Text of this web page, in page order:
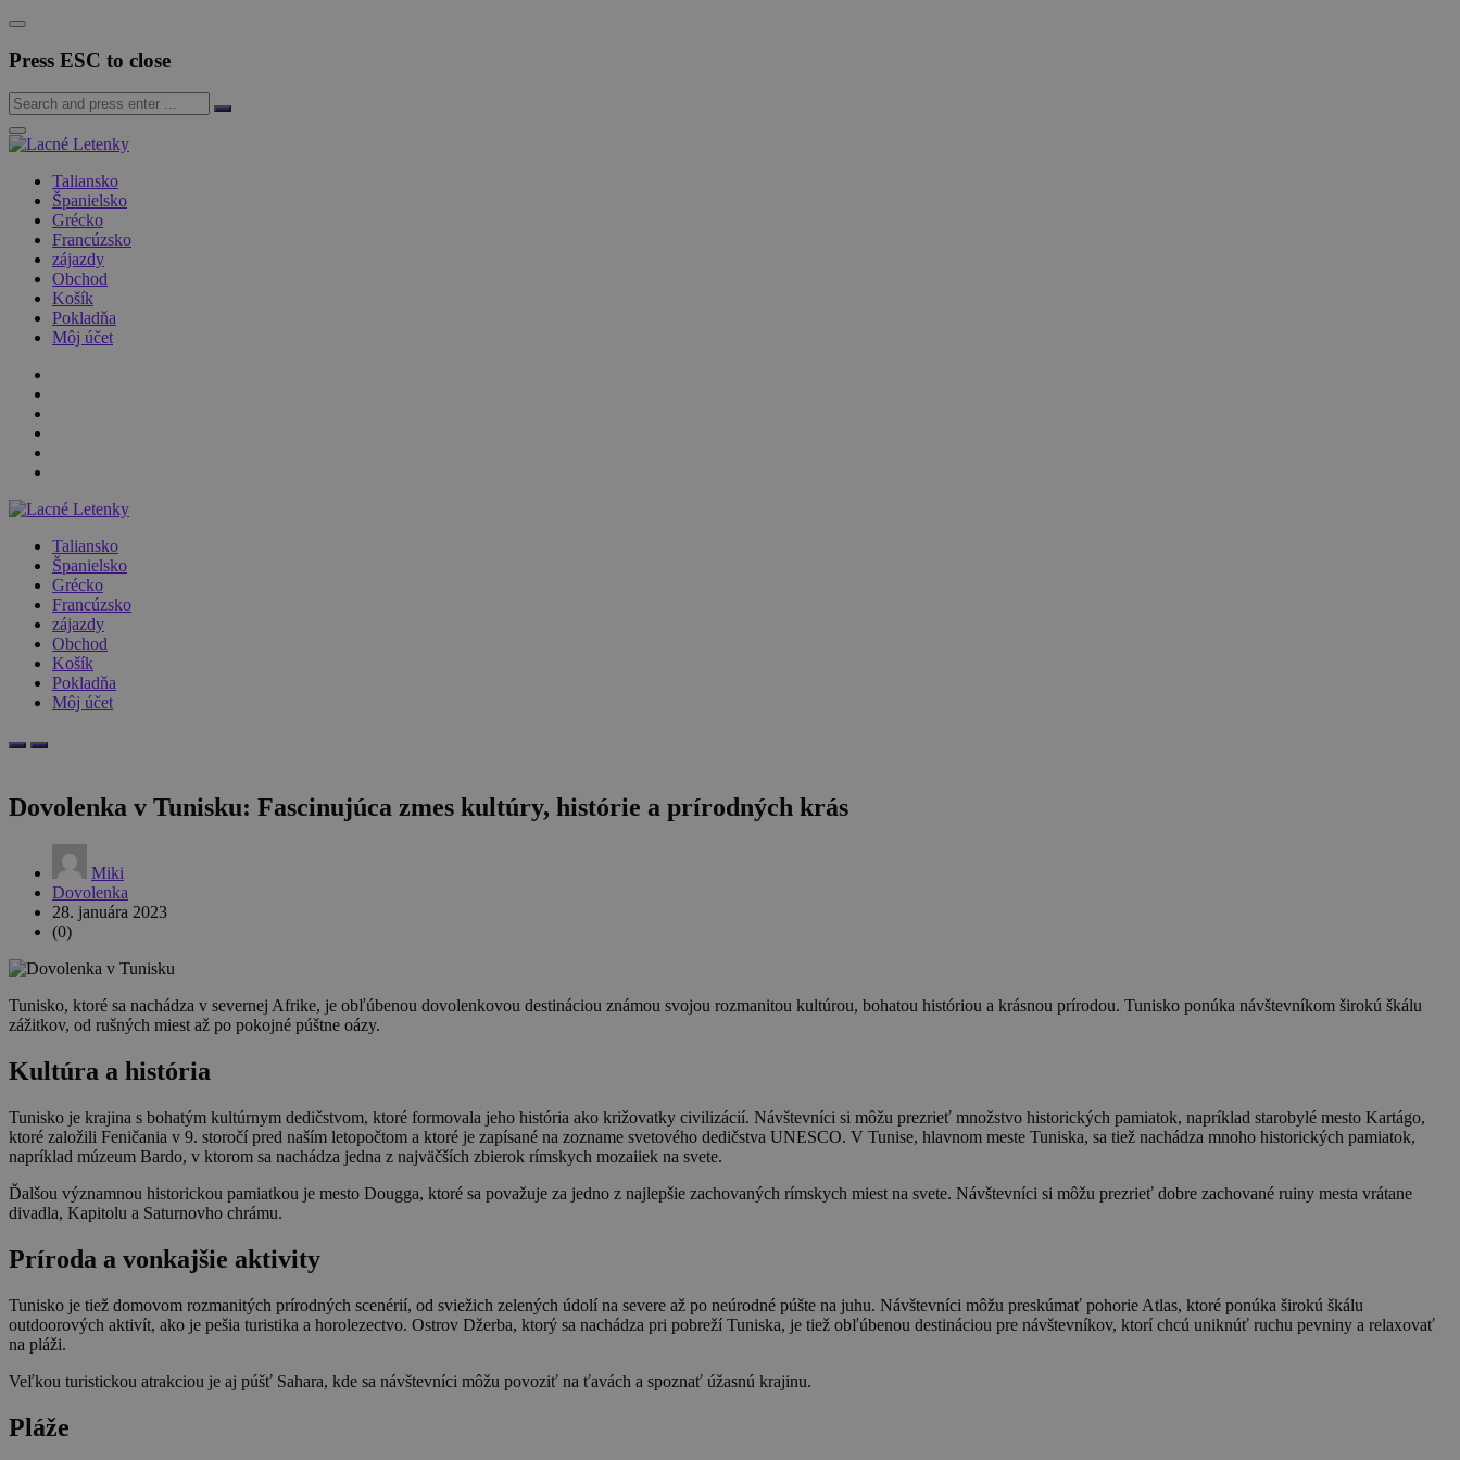
Press ESC to close
Taliansko
Španielsko
Grécko
Francúzsko
zájazdy
Obchod
Košík
Pokladňa
Môj účet
Taliansko
Španielsko
Grécko
Francúzsko
zájazdy
Obchod
Košík
Pokladňa
Môj účet
Dovolenka v Tunisku: Fascinujúca zmes kultúry, histórie a prírodných krás
Miki
Dovolenka
28. januára 2023
(0)
Tunisko, ktoré sa nachádza v severnej Afrike, je obľúbenou dovolenkovou destináciou známou svojou rozmanitou kultúrou, bohatou históriou a krásnou prírodou. Tunisko ponúka návštevníkom širokú škálu
zážitkov, od rušných miest až po pokojné púštne oázy.
Kultúra a história
Tunisko je krajina s bohatým kultúrnym dedičstvom, ktoré formovala jeho história ako križovatky civilizácií. Návštevníci si môžu prezrieť množstvo historických pamiatok, napríklad starobylé mesto Kartágo,
ktoré založili Feničania v 9. storočí pred naším letopočtom a ktoré je zapísané na zozname svetového dedičstva UNESCO. V Tunise, hlavnom meste Tuniska, sa tiež nachádza mnoho historických pamiatok,
napríklad múzeum Bardo, v ktorom sa nachádza jedna z najväčších zbierok rímskych mozaiiek na svete.
Ďalšou významnou historickou pamiatkou je mesto Dougga, ktoré sa považuje za jedno z najlepšie zachovaných rímskych miest na svete. Návštevníci si môžu prezrieť dobre zachované ruiny mesta vrátane
divadla, Kapitolu a Saturnovho chrámu.
Príroda a vonkajšie aktivity
Tunisko je tiež domovom rozmanitých prírodných scenérií, od sviežich zelených údolí na severe až po neúrodné púšte na juhu. Návštevníci môžu preskúmať pohorie Atlas, ktoré ponúka širokú škálu
outdoorových aktivít, ako je pešia turistika a horolezectvo. Ostrov Džerba, ktorý sa nachádza pri pobreží Tuniska, je tiež obľúbenou destináciou pre návštevníkov, ktorí chcú uniknúť ruchu pevniny a relaxovať
na pláži.
Veľkou turistickou atrakciou je aj púšť Sahara, kde sa návštevníci môžu povoziť na ťavách a spoznať úžasnú krajinu.
Pláže